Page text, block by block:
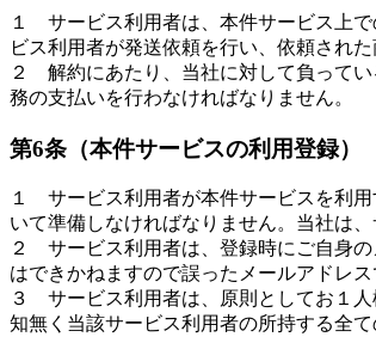
１ サービス利用者は、本件サービス上
ビス利用者が発送依頼を行い、依頼され
２ 解約にあたり、当社に対して負って
務の支払いを行わなければなりません。
第6条（本件サービスの利用登録）
１ サービス利用者が本件サービスを利
いて準備しなければなりません。当社は
２ サービス利用者は、登録時にご自身
はできかねますので誤ったメールアドレ
３ サービス利用者は、原則としてお１
知無く当該サービス利用者の所持する全